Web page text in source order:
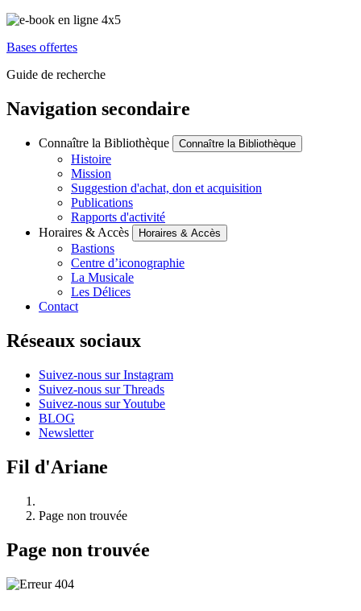
Bases offertes
Guide de recherche
Navigation secondaire
Connaître la Bibliothèque Connaître la Bibliothèque
Histoire
Mission
Suggestion d'achat, don et acquisition
Publications
Rapports d'activité
Horaires & Accès
Horaires & Accès
Bastions
Centre d’iconographie
La Musicale
Les Délices
Contact
Réseaux sociaux
Suivez-nous sur Instagram
Suivez-nous sur Threads
Suivez-nous sur Youtube
BLOG
Newsletter
Fil d'Ariane
Page non trouvée
Page non trouvée